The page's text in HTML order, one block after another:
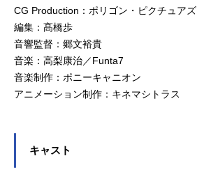
CG Production：ポリゴン・ピクチュアズ
編集：髙橋歩
音響監督：郷文裕貴
音楽：高梨康治／Funta7
音楽制作：ポニーキャニオン
アニメーション制作：キネマシトラス
キャスト